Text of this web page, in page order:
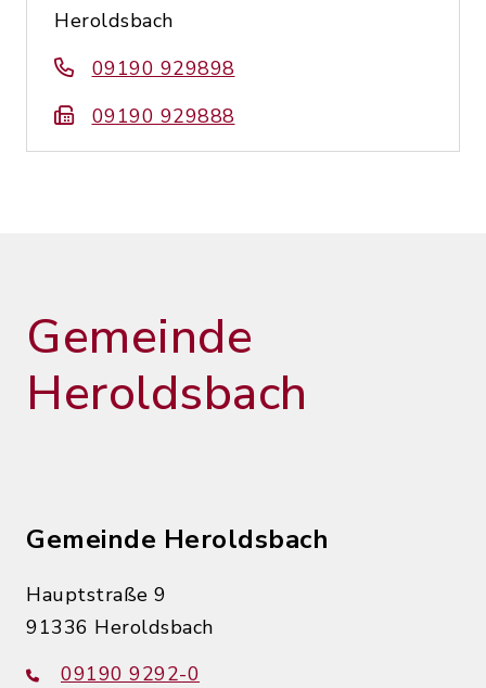
Heroldsbach
09190 929898
09190 929888
Gemeinde
Heroldsbach
Gemeinde Heroldsbach
Hauptstraße 9
91336 Heroldsbach
09190 9292-0